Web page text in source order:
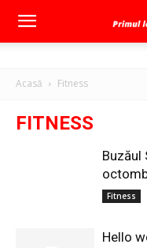
Acasă Fitness
FITNESS
Buzăul
Fitness
Hello